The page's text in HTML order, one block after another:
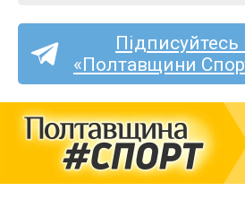
Підписуйтесь
«Полтавщини